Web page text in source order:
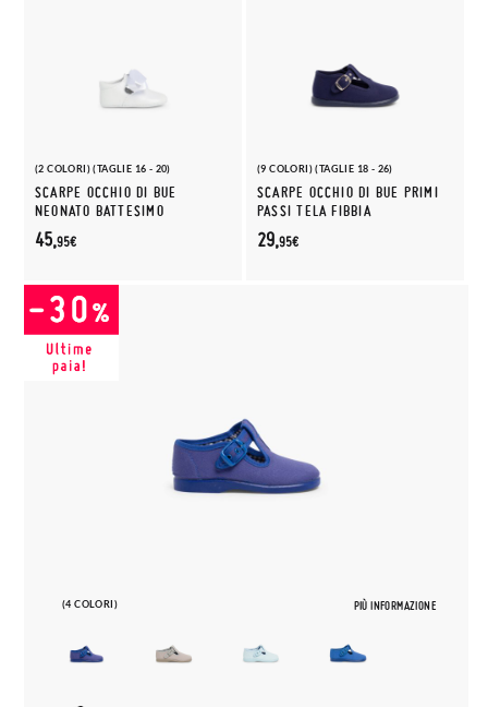
(2 COLORI) (TAGLIE 16 - 20)
SCARPE OCCHIO DI BUE
NEONATO BATTESIMO
45,95€
(9 COLORI) (TAGLIE 18 - 26)
SCARPE OCCHIO DI BUE PRIMI
PASSI TELA FIBBIA
29,95€
(4 COLORI) PIÙ INFORMAZIONE